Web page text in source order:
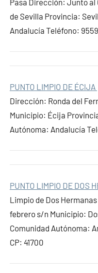
Pasa Dirección: Junto
de Sevilla Provincia:
Andalucía Teléfono:
PUNTO LIMPIO DE ÉCIJA
Dirección: Ronda del
Municipio: Écija
Autónoma: Andalucía
PUNTO LIMPIO DE DOS
Limpio de Dos
febrero s/n Municipio:
Comunidad Autónoma:
CP: 41700